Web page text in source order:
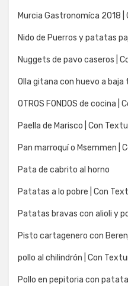
Murcia Gastronomíca 2018 |
Nido de Puerros y patatas
Nuggets de pavo caseros |
Olla gitana con huevo a
OTROS FONDOS de cocina |
Paella de Marisco | Con
Pan marroquí o Msemmen |
Pata de cabrito al horno
Patatas a lo pobre | Con
Patatas bravas con alioli y
Pisto cartagenero con
pollo al chilindrón | Con
Pollo en pepitoria con